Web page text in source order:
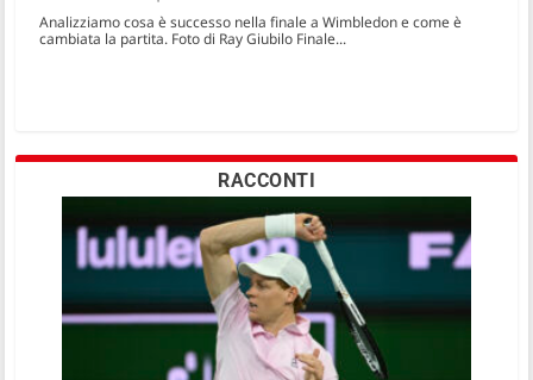
Analizziamo cosa è successo nella finale a Wimbledon e come è
cambiata la partita. Foto di Ray Giubilo Finale...
RACCONTI